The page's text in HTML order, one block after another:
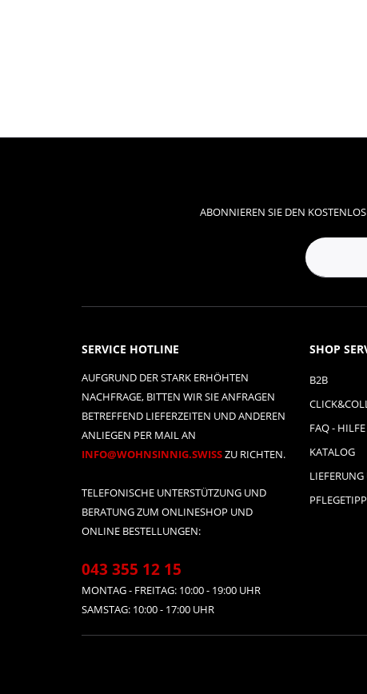
ABONNIEREN SIE DEN
SERVICE HOTLINE
AUFGRUND DER STARK ERHÖHTEN
NACHFRAGE, BITTEN WIR SIE ANFRAGEN
BETREFFEND LIEFERZEITEN UND ANDEREN
ANLIEGEN PER MAIL AN
INFO@WOHNSINNIG.SWISSZU RICHTEN.
TELEFONISCHE UNTERSTÜTZUNG UND
BERATUNG ZUM ONLINESHOP UND
ONLINE BESTELLUNGEN:
043 355 12 15
MONTAG - FREITAG: 10:00 - 19:00 UHR
SAMSTAG: 10:00 - 17:00 UHR
SHOP
B2B
FAQ - HILFE
KATALOG